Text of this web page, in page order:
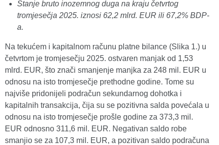
Stanje bruto inozemnog duga na kraju četvrtog
tromjesečja 2025. iznosi 62,2 mlrd. EUR ili 67,2% BDP-
a.
Na tekućem i kapitalnom računu platne bilance (Slika 1.) u
četvrtom je tromjesečju 2025. ostvaren manjak od 1,53
mlrd. EUR, što znači smanjenje manjka za 248 mil. EUR u
odnosu na isto tromjesečje prethodne godine. Tome su
najviše pridonijeli podračun sekundarnog dohotka i
kapitalnih transakcija, čija su se pozitivna salda povećala u
odnosu na isto tromjesečje prošle godine za 373,3 mil.
EUR odnosno 311,6 mil. EUR. Negativan saldo robe
smanjio se za 107,3 mil. EUR, a pozitivan saldo podračuna